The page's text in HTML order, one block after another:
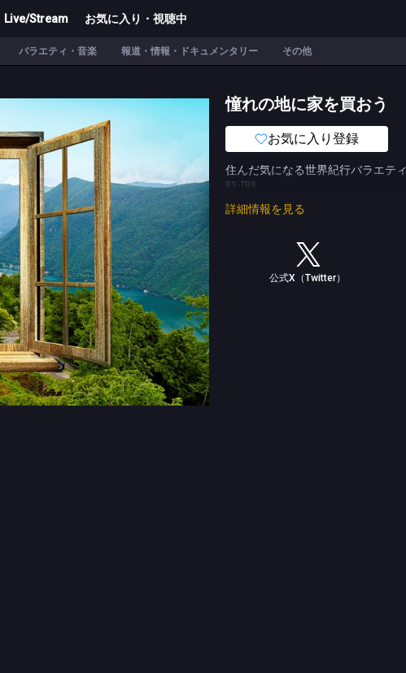
Live/Stream お気に入り・視聴中
バラエティ・音楽 報道・情報・ドキュメンタリー その他
憧れの地に家を買おう
お気に入り登録
住んだ気になる世界紀行バラエティ
BS-TBS
詳細情報を見る
公式X（Twitter）